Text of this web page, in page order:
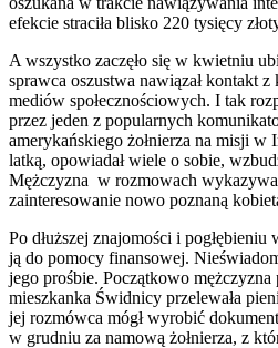
efekcie straciła blisko 220 tysięcy
A wszystko zaczęło się w kwietniu
sprawca oszustwa nawiązał kontakt
mediów społecznościowych. I tak
przez jeden z popularnych
amerykańskiego żołnierza na misji w
latką, opowiadał wiele o sobie,
Mężczyzna w rozmowach
zainteresowanie nowo poznaną
Po dłuższej znajomości i pogłębieniu
ją do pomocy finansowej.
jego prośbie. Początkowo mężczyzna
mieszkanka Świdnicy przelewała
jej rozmówca mógł wyrobić
w grudniu za namową żołnierza, z